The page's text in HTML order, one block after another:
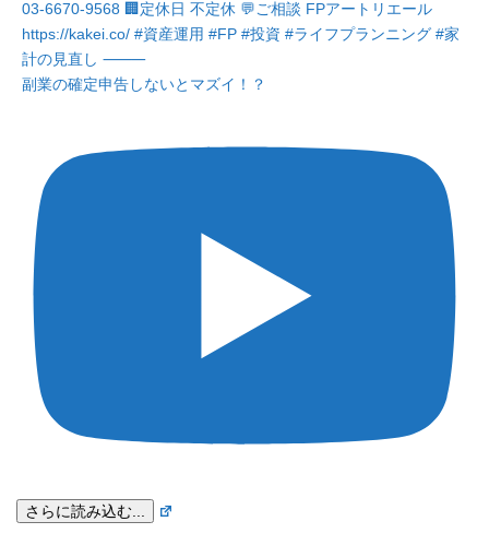
副業の確定申告しないとマズイ！？
さらに読み込む...